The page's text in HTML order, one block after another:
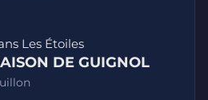
Les Étoiles
DE GUIGNOL